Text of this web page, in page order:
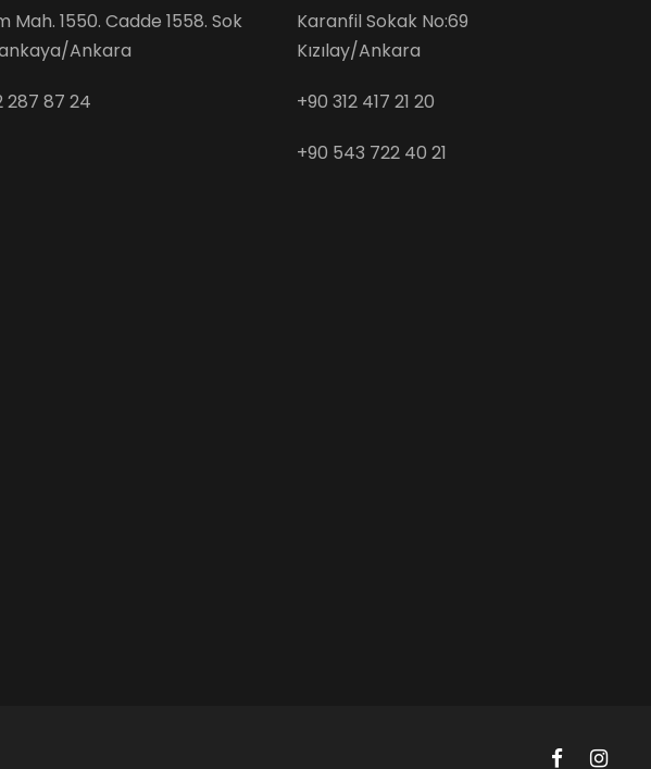
Mah. 1550. Cadde 1558. Sok
Ankara
287 87 24
Karanfil Sokak No:69
Kızılay/Ankara
+90 312 417 21 20
+90 543 722 40 21